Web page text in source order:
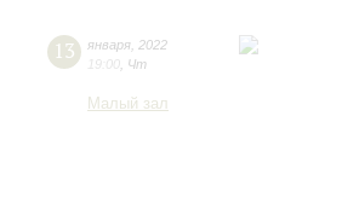
13 января 2022
19:00 Чт
Малый зал